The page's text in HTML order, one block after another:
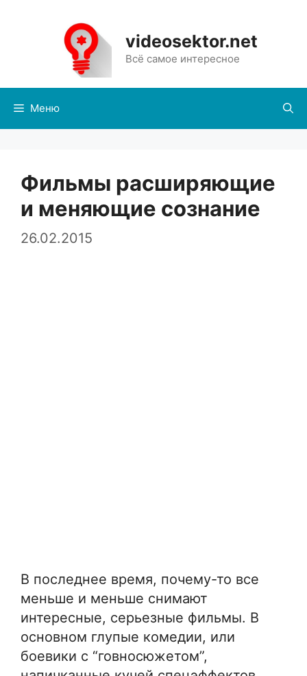
содержимому
videosektor.net
Всё самое интересное
Меню
Фильмы расширяющие
и меняющие сознание
26.02.2015
В последнее время, почему-то все
меньше и меньше снимают
интересные, серьезные фильмы. В
основном глупые комедии, или
боевики с “говносюжетом”,